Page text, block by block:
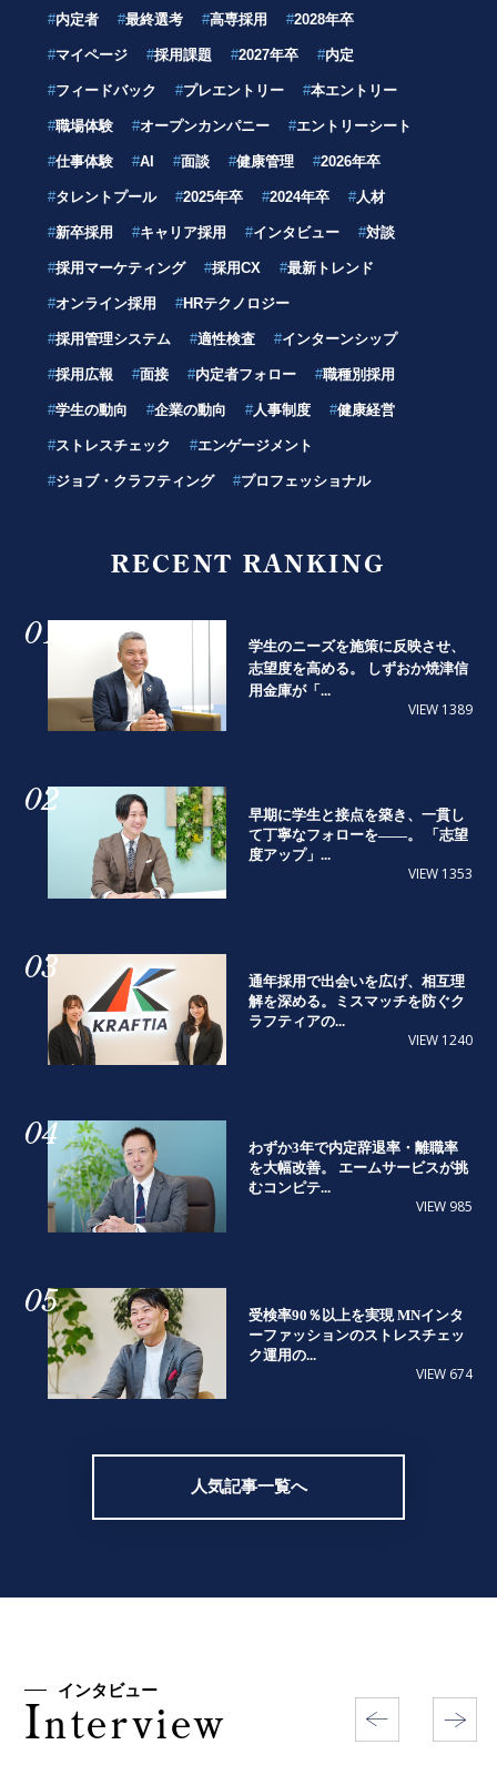
#内定者 #最終選考 #高専採用 #2028年卒
#マイページ #採用課題 #2027年卒 #内定
#フィードバック #プレエントリー #本エントリー
#職場体験 #オープンカンパニー #エントリーシート
#仕事体験 #AI #面談 #健康管理 #2026年卒
#タレントプール #2025年卒 #2024年卒 #人材
#新卒採用 #キャリア採用 #インタビュー #対談
#採用マーケティング #採用CX #最新トレンド
#オンライン採用 #HRテクノロジー
#採用管理システム #適性検査 #インターンシップ
#採用広報 #面接 #内定者フォロー #職種別採用
#学生の動向 #企業の動向 #人事制度 #健康経営
#ストレスチェック #エンゲージメント
#ジョブ・クラフティング #プロフェッショナル
RECENT RANKING
01
学生のニーズを施策に反映させ、
志望度を高める。 しずおか焼津信
用金庫が「...
VIEW 1389
02
早期に学生と接点を築き、一貫し
て丁寧なフォローを――。 「志望
度アップ」...
VIEW 1353
03
通年採用で出会いを広げ、相互理
解を深める。ミスマッチを防ぐク
ラフティアの...
VIEW 1240
04
わずか3年で内定辞退率・離職率
を大幅改善。 エームサービスが挑
むコンピテ...
VIEW 985
05
受検率90％以上を実現 MNインタ
ーファッションのストレスチェッ
ク運用の...
VIEW 674
人気記事一覧へ
Interview
インタビュー